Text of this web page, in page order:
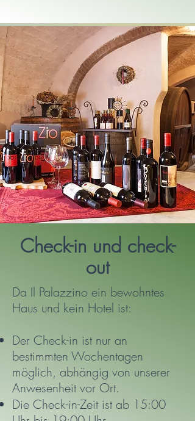
Check-in und check-
out
Da Il Palazzino ein bewohntes
Haus und kein Hotel ist:
Der Check-in ist nur an
bestimmten Wochentagen
möglich, abhängig von unserer
Anwesenheit vor Ort.
Die Check-in-Zeit ist ab 15:00